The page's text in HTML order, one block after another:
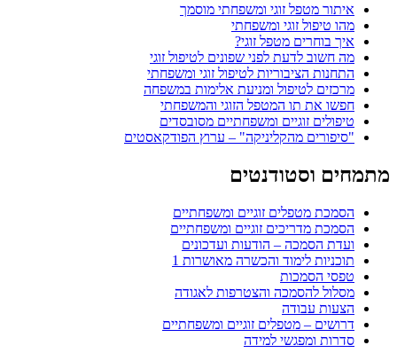
איתור מטפל זוגי ומשפחתי מוסמך
מהו טיפול זוגי ומשפחתי
איך בוחרים מטפל זוגי?
מה חשוב לדעת לפני שפונים לטיפול זוגי
התחנות הציבוריות לטיפול זוגי ומשפחתי
מרכזים לטיפול ומניעת אלימות במשפחה
חפשו את תו המטפל הזוגי והמשפחתי
טיפולים זוגיים ומשפחתיים מסובסדים
"סיפורים מהקליניקה" – ערוץ הפודקאסטים
מתמחים וסטודנטים
הסמכת מטפלים זוגיים ומשפחתיים
הסמכת מדריכים זוגיים ומשפחתיים
ועדת הסמכה – הודעות ועדכונים
תוכניות לימוד והכשרה מאושרות 1
טפסי הסמכות
מסלול להסמכה והצטרפות לאגודה
הצעות עבודה
דרושים – מטפלים זוגיים ומשפחתיים
סדרות ומפגשי למידה